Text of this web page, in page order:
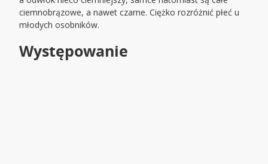
ciemnobrązowe, a nawet czarne. Ciężko rozróżnić płeć u
młodych osobników.
Występowanie